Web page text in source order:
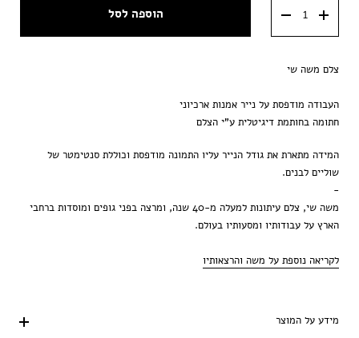
30x42 ס״מ
60x90 ס״מ
הוספה לסל
צלם משה שי
העבודה מודפסת על נייר אמנות ארכיוני
חתומה בחותמת דיגיטלית ע"י הצלם
המידה מתארת את גודל הנייר עליו התמונה מודפסת וכוללת סנטימטר של
שוליים לבנים.
-
משה שי, צלם עיתונות למעלה מ-40 שנה, ומרצה בפני גופים ומוסדות ברחבי
הארץ על עבודותיו ומסעותיו בעולם.
לקריאה נוספת על משה והרצאותיו
מידע על המוצר